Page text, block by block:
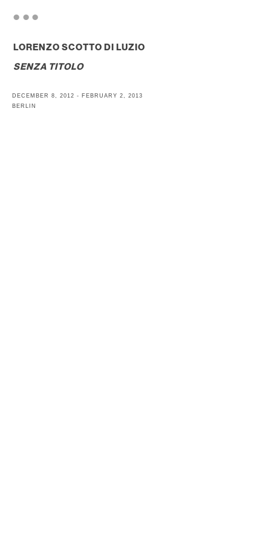
LORENZO SCOTTO DI LUZIO
SENZA TITOLO
DECEMBER 8, 2012 - FEBRUARY 2, 2013
BERLIN